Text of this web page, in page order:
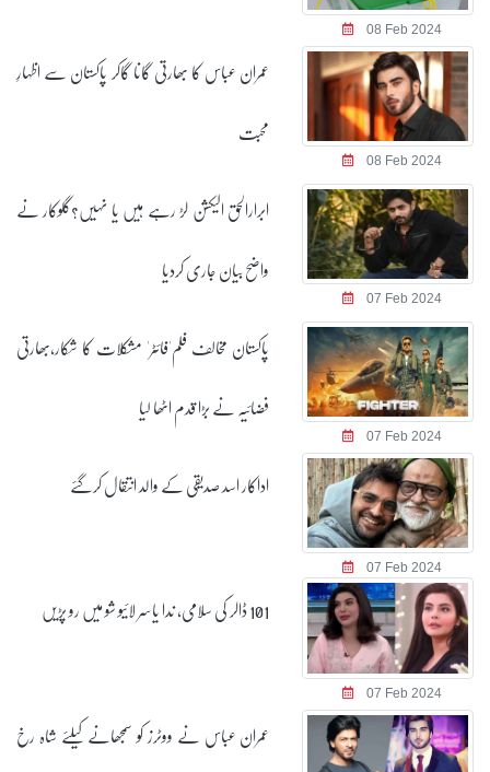
عمران عباس کا بھارتی گانا گاکر پاکستان سے اظہارِ
محبت
ابرارالحق الیکشن لڑ رہے ہیں یا نہیں؟گلوکار نے
واضح بیان جاری کردیا
پاکستان مخالف فلم'فائٹر' مشکلات کا شکار،بھارتی
فضائیہ نے بڑا قدم اٹھا لیا
اداکار اسد صدیقی کے والد انتقال کرگئے
101 ڈالر کی سلامی، ندا یاسر لائیو شو میں رو پڑیں
عمران عباس نے ووٹرز کو سمجھانے کیلئے شاہ رخ